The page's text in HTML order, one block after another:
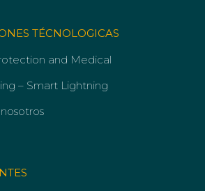
TÉCNOLOGICAS
and Medical
– Smart Lightning